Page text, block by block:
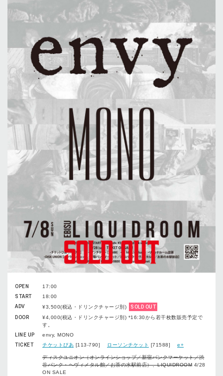
OPEN
17:00
START
18:00
ADV
¥3,500(税込・ドリンクチャージ別)
SOLD OUT
DOOR
¥4,000(税込・ドリンクチャージ別) *16:30から若干枚数販売予定で
す。
LINE UP
envy, MONO
TICKET
チケットぴあ [113-790] ローソンチケット [71588] e+
ディスクユニオン（オンラインショップ／新宿パンクマーケット／渋
谷パンク・ヘヴィメタル館／お茶の水駅前店）、LIQUIDROOM 4/28
ON SALE